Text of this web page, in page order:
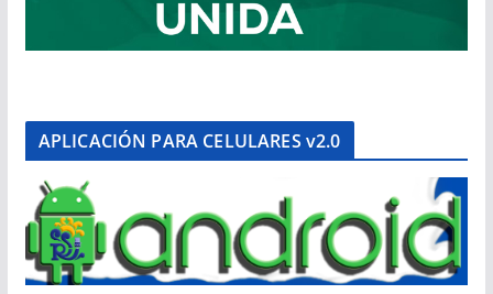
APLICACIÓN PARA CELULARES v2.0